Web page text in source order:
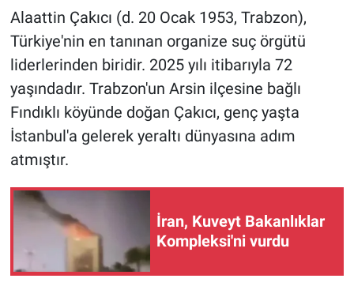
Alaattin Çakıcı (d. 20 Ocak 1953, Trabzon),
Türkiye'nin en tanınan organize suç örgütü
liderlerinden biridir. 2025 yılı itibarıyla 72
yaşındadır. Trabzon'un Arsin ilçesine bağlı
Fındıklı köyünde doğan Çakıcı, genç yaşta
İstanbul'a gelerek yeraltı dünyasına adım
atmıştır.
İran, Kuveyt Bakanlıklar
Kompleksi'ni vurdu
Gün Ortası
Gündem Özel
Günün görüntüsü
İlan
Kimdir
Koronavirüs